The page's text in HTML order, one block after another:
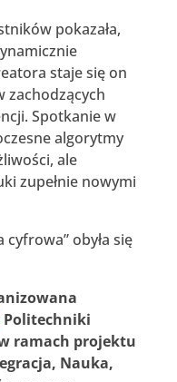
pokazała,
staje się on
zachodzących
Spotkanie w
algorytmy
ale
zupełnie nowymi
obyła się
Politechniki
ramach projektu
Nauka,